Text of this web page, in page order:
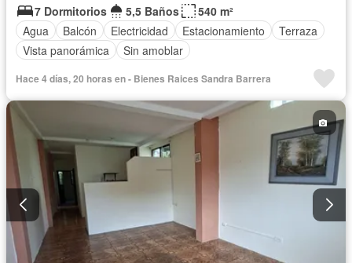
7 Dormitorios
5,5 Baños
540 m²
Agua
Balcón Electricidad Estacionamiento
Terraza
Vista panorámica
Sin amoblar
Hace 4 días, 20 horas en - Bienes Raices Sandra Barrera